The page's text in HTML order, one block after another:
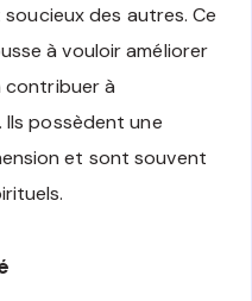
des autres. Ce
à vouloir améliorer
contribuer à
Ils possèdent une
et sont souvent